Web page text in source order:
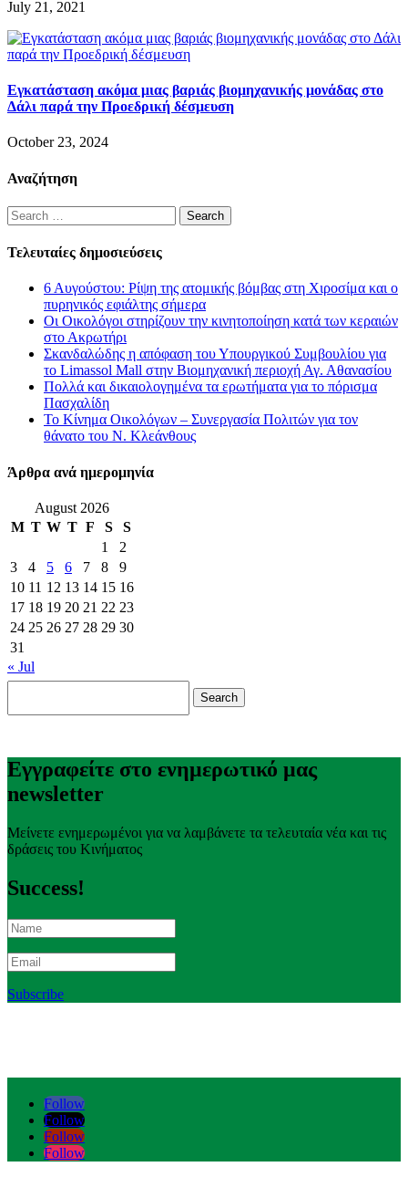
July 21, 2021
Εγκατάσταση ακόμα μιας βαριάς βιομηχανικής μονάδας στο
Δάλι παρά την Προεδρική δέσμευση
October 23, 2024
Αναζήτηση
Search
for:
Τελευταίες δημοσιεύσεις
6 Αυγούστου: Ρίψη της ατομικής βόμβας στη Χιροσίμα και ο
πυρηνικός εφιάλτης σήμερα
Οι Οικολόγοι στηρίζουν την κινητοποίηση κατά των κεραιών
στο Ακρωτήρι
Σκανδαλώδης η απόφαση του Υπουργικού Συμβουλίου για
το Limassol Mall στην Βιομηχανική περιοχή Αγ. Αθανασίου
Πολλά και δικαιολογημένα τα ερωτήματα για το πόρισμα
Πασχαλίδη
Το Κίνημα Οικολόγων – Συνεργασία Πολιτών για τον
θάνατο του Ν. Κλεάνθους
Άρθρα ανά ημερομηνία
August 2026
M T W T F S
S
1
2
3
4 5 6 7 8
9
10 11 12 13 14 15 16
17 18 19 20 21 22 23
24 25 26 27 28 29 30
31
« Jul
Εγγραφείτε στο ενημερωτικό μας
newsletter
Μείνετε ενημερωμένοι για να λαμβάνετε τα τελευταία νέα και τις
δράσεις του Κινήματος
Success!
Subscribe
Follow
Follow
Follow
Follow